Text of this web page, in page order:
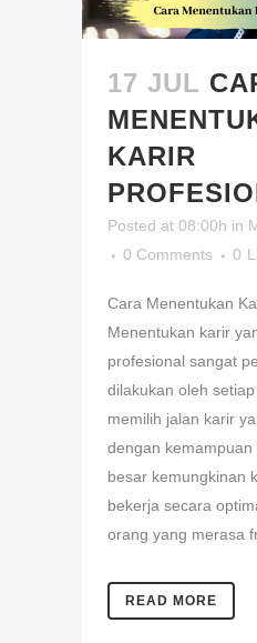
17 JUL
KARIR
Posted at 08:00h in
0 Comments
0
Cara Menentukan
Menentukan karir
profesional sangat
dilakukan oleh
memilih jalan karir
dengan
besar kemungkinan
bekerja secara
orang yang merasa
READ MORE